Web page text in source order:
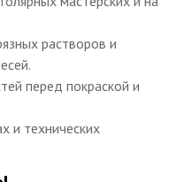
растворов и
перед покраской и
и технических